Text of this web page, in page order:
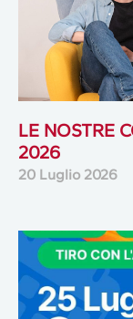
LE NOSTRE
2026
20 Luglio 2026